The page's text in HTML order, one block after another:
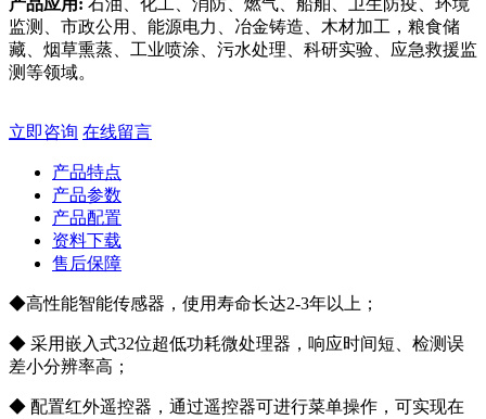
产品应用: 石油、化工、消防、燃气、船舶、卫生防疫、环境
监测、市政公用、能源电力、冶金铸造、木材加工，粮食储
藏、烟草熏蒸、工业喷涂、污水处理、科研实验、应急救援监
测等领域。
立即咨询 在线留言
产品特点
产品参数
产品配置
资料下载
售后保障
◆高性能智能传感器，使用寿命长达2-3年以上；
◆ 采用嵌入式32位超低功耗微处理器，响应时间短、检测误
差小分辨率高；
◆ 配置红外遥控器，通过遥控器可进行菜单操作，可实现在